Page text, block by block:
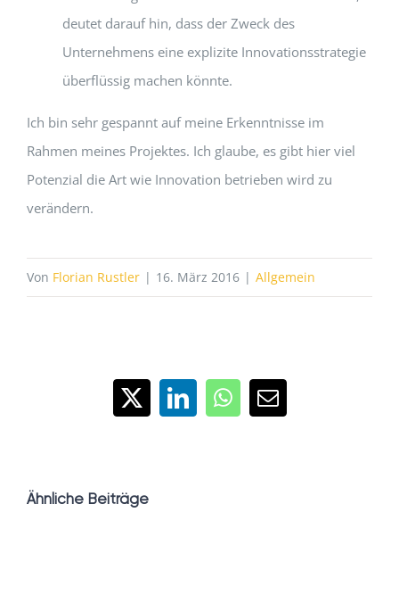
deutet darauf hin, dass der Zweck des
Unternehmens eine explizite Innovationsstrategie
überflüssig machen könnte.
Ich bin sehr gespannt auf meine Erkenntnisse im
Rahmen meines Projektes. Ich glaube, es gibt hier viel
Potenzial die Art wie Innovation betrieben wird zu
verändern.
Von Florian Rustler | 16. März 2016 | Allgemein
X LinkedInWhatsApp
E-
Ähnliche Beiträge